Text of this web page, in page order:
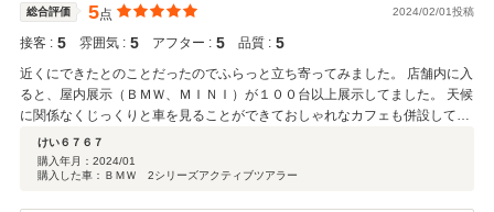
総合評価 5点 2024/02/01投稿
接客 : 5 雰囲気 : 5 アフター : 5 品質 : 5
近くにできたとのことだったのでふらっと立ち寄ってみました。 店舗内に入
ると、屋内展示（ＢＭＷ、ＭＩＮＩ）が１００台以上展示してました。 天候
に関係なくじっくりと車を見ることができておしゃれなカフェも併設してま
す！ 担当の方も良くしてくれてここで車を購入出来てよかったです。 あり
がとうございました。
けい６７６７
購入年月： 2024/01
購入した車：ＢＭＷ 2シリーズアクティブツアラー